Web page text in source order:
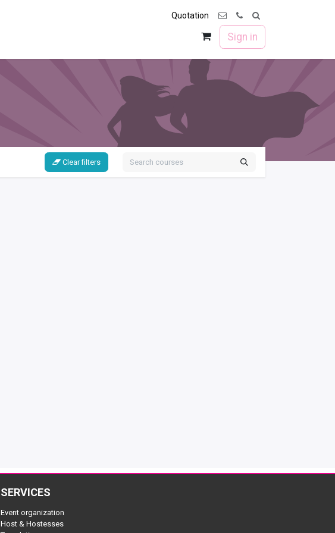
Quotation
Sign in
Clear filters
SERVICES
Event organization
Host & Hostesses